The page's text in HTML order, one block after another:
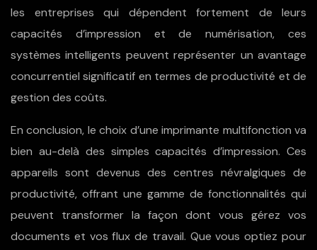
les entreprises qui dépendent fortement de leurs
capacités d’impression et de numérisation, ces
systèmes intelligents peuvent représenter un avantage
concurrentiel significatif en termes de productivité et de
gestion des coûts.
En conclusion, le choix d’une imprimante multifonction va
bien au-delà des simples capacités d’impression. Ces
appareils sont devenus des centres névralgiques de
productivité, offrant une gamme de fonctionnalités qui
peuvent transformer la façon dont vous gérez vos
documents et vos flux de travail. Que vous optiez pour